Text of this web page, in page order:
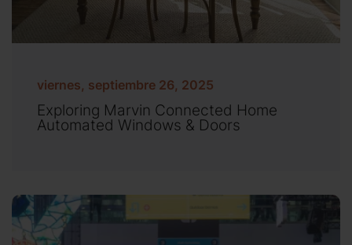
viernes, septiembre 26, 2025
Exploring Marvin Connected Home
Automated Windows & Doors